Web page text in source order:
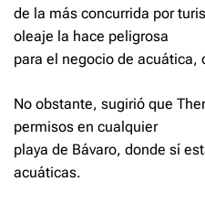
de la más concurrida por
oleaje la hace peligrosa
para el negocio de acuática,
No obstante, sugirió que
permisos en cualquier
playa de Bávaro, donde sí
acuáticas.